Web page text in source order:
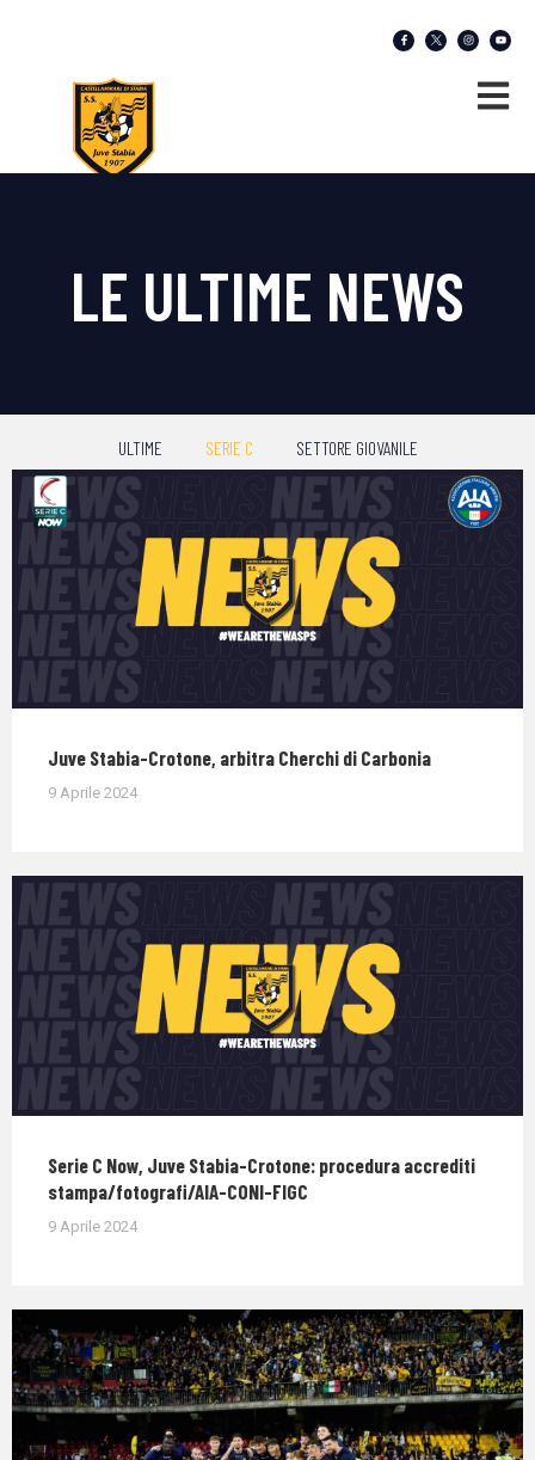
LE ULTIME NEWS
ULTIME SERIE C SETTORE GIOVANILE
Juve Stabia-Crotone, arbitra Cherchi di Carbonia
9 Aprile 2024
Serie C Now, Juve Stabia-Crotone: procedura accrediti
stampa/fotografi/AIA-CONI-FIGC
9 Aprile 2024